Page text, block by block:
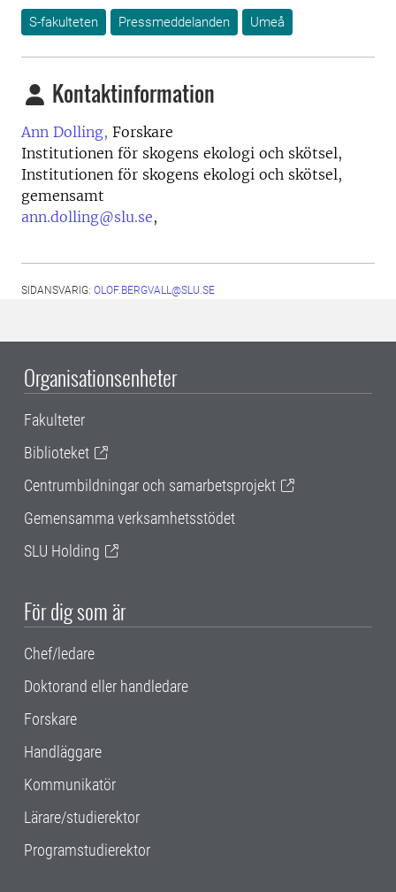
S-fakulteten Pressmeddelanden Umeå
Kontaktinformation
Ann Dolling, Forskare
Institutionen för skogens ekologi och skötsel,
Institutionen för skogens ekologi och skötsel,
gemensamt
ann.dolling@slu.se,
SIDANSVARIG: OLOF.BERGVALL@SLU.SE
Organisationsenheter
Fakulteter
Biblioteket
Centrumbildningar och samarbetsprojekt
Gemensamma verksamhetsstödet
SLU Holding
För dig som är
Chef/ledare
Doktorand eller handledare
Forskare
Handläggare
Kommunikatör
Lärare/studierektor
Programstudierektor